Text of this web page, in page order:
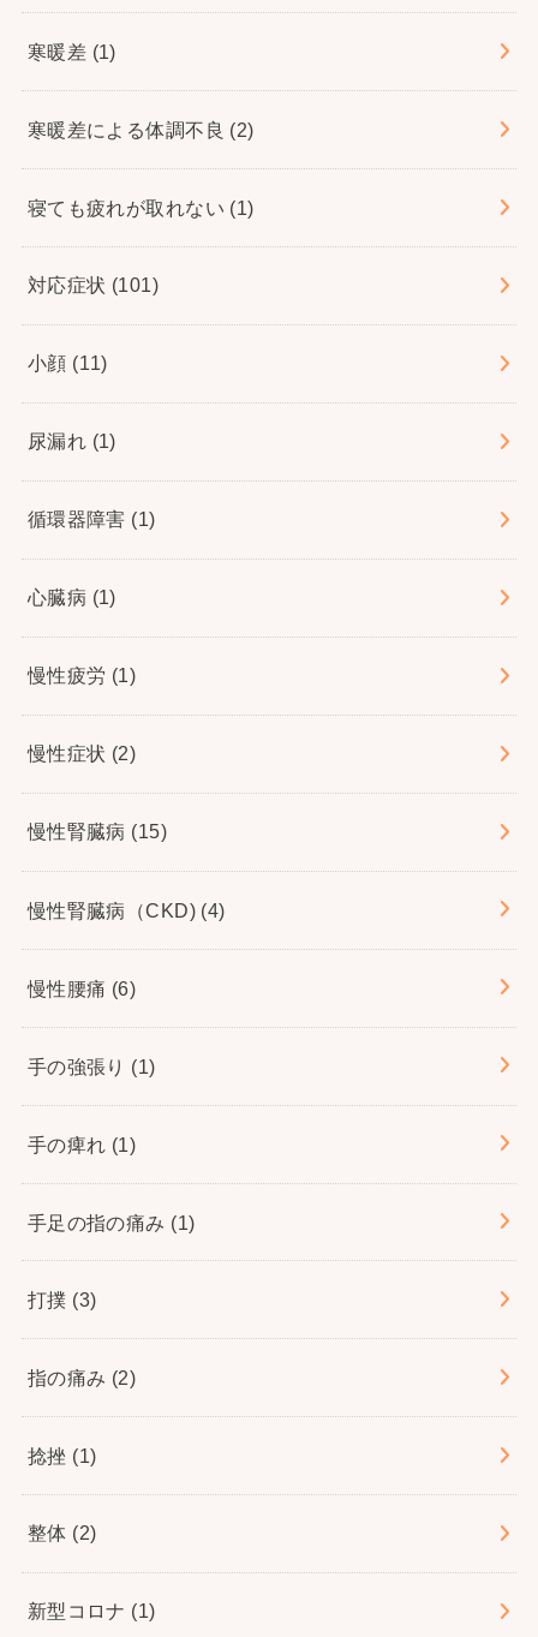
寒暖差 (1)
寒暖差による体調不良 (2)
寝ても疲れが取れない (1)
対応症状 (101)
小顔 (11)
尿漏れ (1)
循環器障害 (1)
心臓病 (1)
慢性疲労 (1)
慢性症状 (2)
慢性腎臓病 (15)
慢性腎臓病（CKD) (4)
慢性腰痛 (6)
手の強張り (1)
手の痺れ (1)
手足の指の痛み (1)
打撲 (3)
指の痛み (2)
捻挫 (1)
整体 (2)
新型コロナ (1)